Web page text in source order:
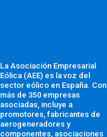
La Asociación Empresarial
Eólica (AEE) es la voz del
sector eólico en España. Con
más de 350 empresas
asociadas, incluye a
promotores, fabricantes de
aerogeneradores y
componentes, asociaciones